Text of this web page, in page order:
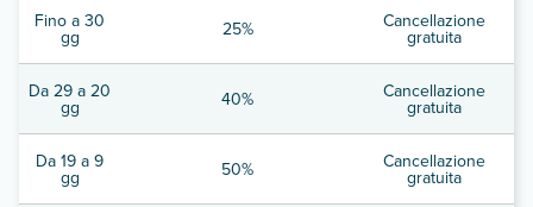
Fino a 30
gg 25% Cancellazione
gratuita
Da 29 a 20
gg 40% Cancellazione
gratuita
Da 19 a 9
gg 50% Cancellazione
gratuita